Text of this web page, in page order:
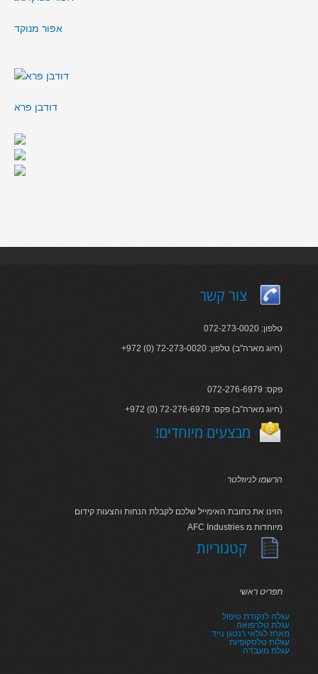
אפור מנוקד
דודבן פרא
צור קשר
טלפון: 072-273-0020
+972 (0) 72-273-0020 :חיוג מארה"ב) טלפון)
פקס: 072-276-6979
+972 (0) 72-276-6979 :חיוג מארה"ב) פקס)
!מבצעים מיוחדים
הרשמו לניוזלטר
הזינו את כתובת האימייל שלכם לקבלת הנחות והצעות קידום
AFC Industries מיוחדות מ
קטגוריות
תפריט ראשי
עגלה לנקודת טיפול
עגלת טלרפואה
מאחז לגלאי רנטגן נייד
עגלות טלסקופיות
עגלת מעבדה